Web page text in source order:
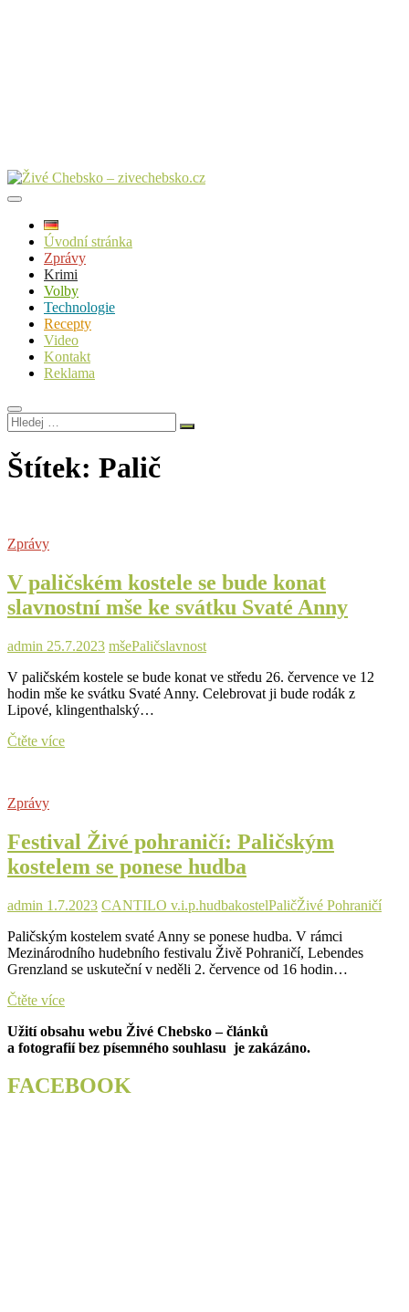
Úvodní stránka
Zprávy
Krimi
Volby
Technologie
Recepty
Video
Kontakt
Reklama
Hledej
…
Štítek: Palič
Zprávy
V paličském kostele se bude konat
slavnostní mše ke svátku Svaté Anny
admin 25.7.2023 mšePaličslavnost
V paličském kostele se bude konat ve středu 26. července ve 12
hodin mše ke svátku Svaté Anny. Celebrovat ji bude rodák z
Lipové, klingenthalský…
Čtěte víceV
slavnostní
mše
ke
Svaté
Zprávy
Festival Živé pohraničí: Paličským
kostelem se ponese hudba
admin 1.7.2023 CANTILO v.i.p.hudbakostelPaličŽivé Pohraničí
Paličským kostelem svaté Anny se ponese hudba. V rámci
Mezinárodního hudebního festivalu Živě Pohraničí, Lebendes
Grenzland se uskuteční v neděli 2. července od 16 hodin…
Čtěte víceFestival
pohraničí:
Paličským
se
ponese
Užití obsahu webu Živé Chebsko – článků
a fotografií bez písemného souhlasu je zakázáno.
FACEBOOK